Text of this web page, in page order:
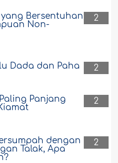
2
Bersentuhan
Non-
2
Dada dan Paha
2
Panjang
2
dengan
Talak, Apa